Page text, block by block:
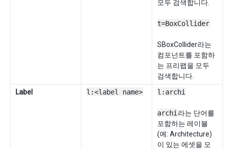
모두 검색합니다.
t=BoxCollider
SBoxCollider라는
컴포넌트를 포함하
는 프리팹을 모두
검색합니다.
Label
l:<label name> l:archi
archi 라는 단어를
포함하는 레이블
(예: Architecture)
이 있는 에셋을 모